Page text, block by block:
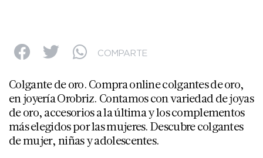
COMPARTE
Colgante de oro. Compra online colgantes de oro,
en joyería Orobriz. Contamos con variedad de joyas
de oro, accesorios a la última y los complementos
más elegidos por las mujeres. Descubre colgantes
de mujer, niñas y adolescentes.